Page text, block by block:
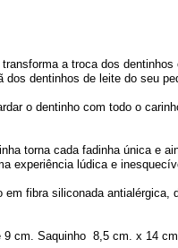
a troca dos
dentinhos de leite do seu
o dentinho com todo o
torna cada fadinha única e
experiência lúdica e
fibra siliconada antialérgica,
cm. Saquinho  8,5 cm. x 14